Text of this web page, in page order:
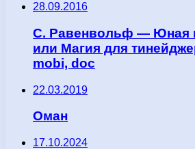
28.09.2016
С. Равенвольф — Юная
или Магия для
mobi, doc
22.03.2019
Оман
17.10.2024